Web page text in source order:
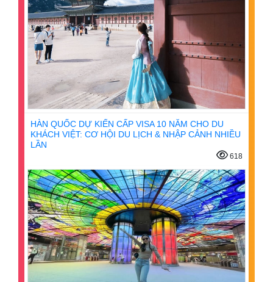
HÀN QUỐC DỰ KIẾN CẤP VISA 10 NĂM CHO DU
KHÁCH VIỆT: CƠ HỘI DU LỊCH & NHẬP CẢNH NHIỀU
LẦN
618